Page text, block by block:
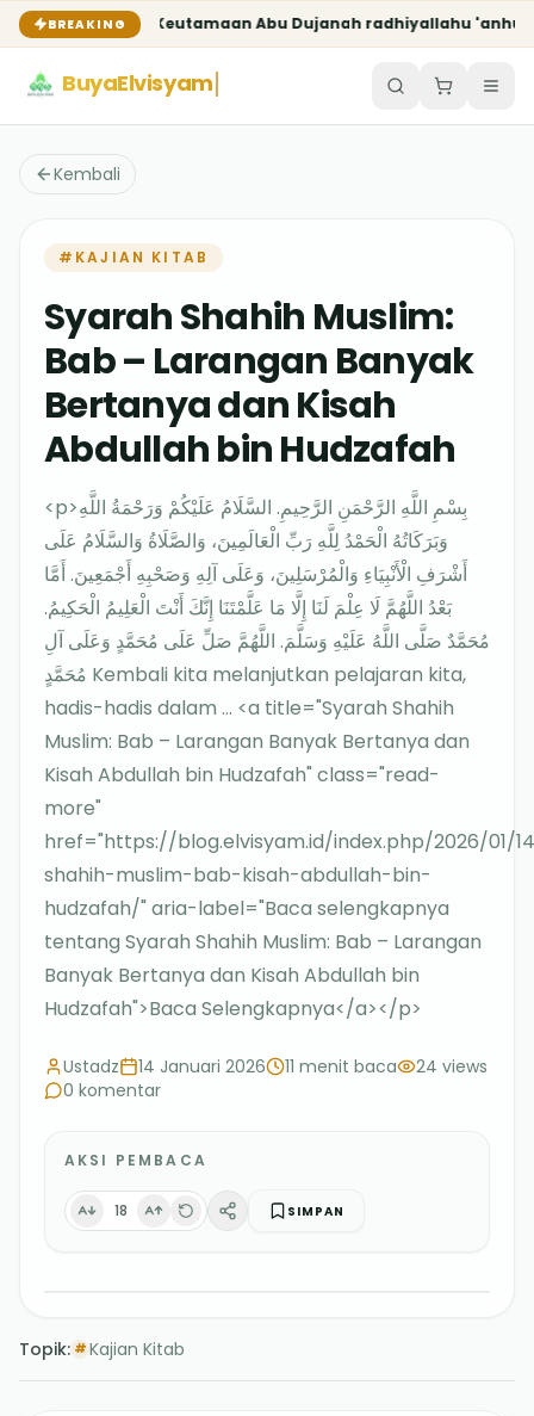
BREAKING
Keutamaan Abu Dujanah radhiyallahu 'anhu Keutamaan
BuyaElvisyam
Kembali
# KAJIAN KITAB
Syarah Shahih Muslim:
Bab – Larangan Banyak
Bertanya dan Kisah
Abdullah bin Hudzafah
<p>بِسْمِ اللَّهِ الرَّحْمَنِ الرَّحِيمِ. السَّلَامُ عَلَيْكُمْ وَرَحْمَةُ اللَّهِ
وَبَرَكَاتُهُ الْحَمْدُ لِلَّهِ رَبِّ الْعَالَمِينَ، وَالصَّلَاةُ وَالسَّلَامُ عَلَى
أَشْرَفِ الْأَنْبِيَاءِ وَالْمُرْسَلِينَ، وَعَلَى آلِهِ وَصَحْبِهِ أَجْمَعِينَ. أَمَّا
بَعْدُ اللَّهُمَّ لَا عِلْمَ لَنَا إِلَّا مَا عَلَّمْتَنَا إِنَّكَ أَنْتَ الْعَلِيمُ الْحَكِيمُ.
مُحَمَّدٌ صَلَّى اللَّهُ عَلَيْهِ وَسَلَّمَ. اللَّهُمَّ صَلِّ عَلَى مُحَمَّدٍ وَعَلَى آلِ
مُحَمَّدٍ Kembali kita melanjutkan pelajaran kita,
hadis-hadis dalam … <a title="Syarah Shahih
Muslim: Bab – Larangan Banyak Bertanya dan
Kisah Abdullah bin Hudzafah" class="read-
more"
href="https://blog.elvisyam.id/index.php/2026/01/
shahih-muslim-bab-kisah-abdullah-bin-
hudzafah/" aria-label="Baca selengkapnya
tentang Syarah Shahih Muslim: Bab – Larangan
Banyak Bertanya dan Kisah Abdullah bin
Hudzafah">Baca Selengkapnya</a></p>
Ustadz 14 Januari 2026 11 menit baca 24 views
0 komentar
AKSI PEMBACA
18 SIMPAN
Topik: # Kajian Kitab